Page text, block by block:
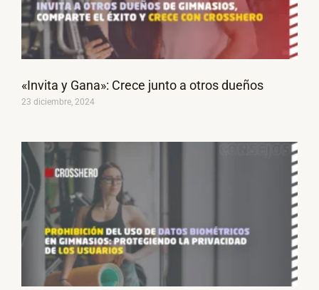
«Invita y Gana»: Crece junto a otros dueños
23 diciembre, 2024